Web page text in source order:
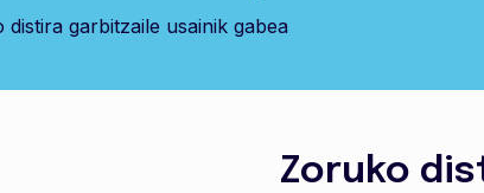
distira garbitzaile usainik gabea
Zoruko